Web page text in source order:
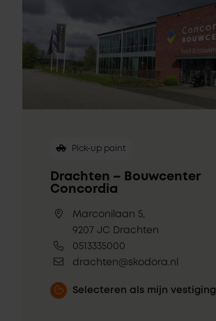
Pick-up point
Drachten – Bouwcenter
Concordia
Marconilaan 5,
9207 JC Drachten
0513335000
drachten@skodora.nl
Selecteren als mijn vestiging